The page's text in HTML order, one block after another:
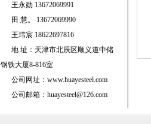
王永勋 13672069991
田 慧。 13672069990
王玮宸 18622697816
地 址：天津市北辰区顺义道中储
钢铁大厦8-816室
公司网址：www.huayesteel.com
公司邮箱：huayesteel@126.com